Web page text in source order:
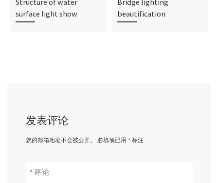
surface light show
beautification
发表评论
您的邮箱地址不会被公开。 必填项已用 *标注
评论
*